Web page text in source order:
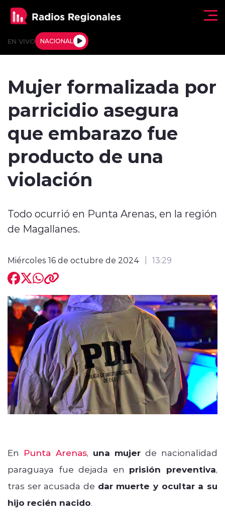
EN VIVO NACIONAL
Actualidad
Deportes
Internacional
Entrevistas
modo claro
Mujer formalizada por
parricidio asegura
que embarazo fue
producto de una
violación
Todo ocurrió en Punta Arenas, en la región
de Magallanes.
Miércoles 16 de octubre de 2024 13:29
En Punta Arenas, una mujer de nacionalidad
paraguaya fue dejada en prisión preventiva,
tras ser acusada de dar muerte y ocultar a su
hijo recién nacido.